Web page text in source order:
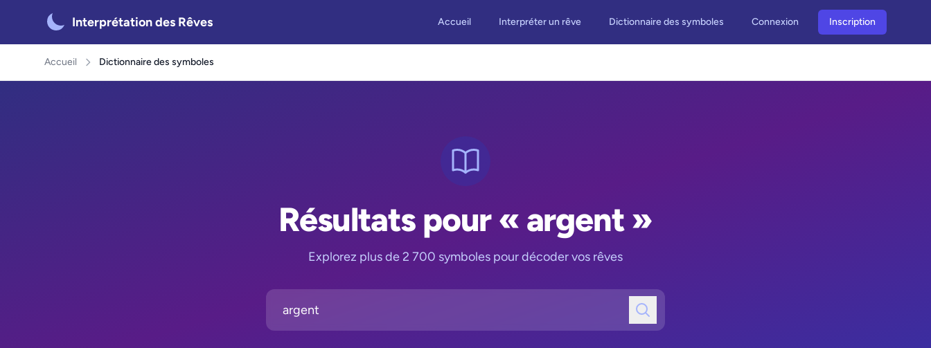
Interprétation des Rêves Accueil Interpréter un rêve Dictionnaire des symboles Connexion Inscription
Accueil Dictionnaire des symboles
Résultats pour « argent »
Explorez plus de 2 700 symboles pour décoder vos rêves